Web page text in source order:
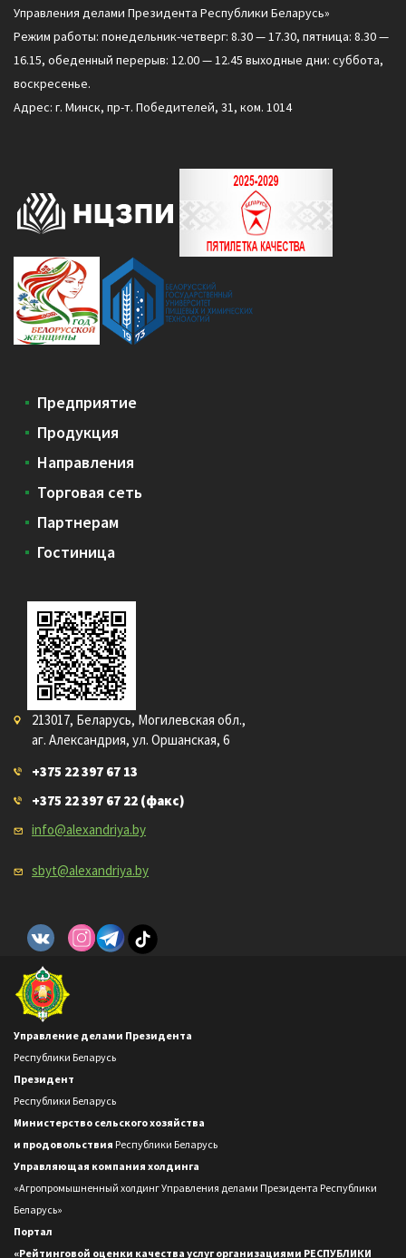
Управления делами Президента Республики Беларусь»
Режим работы: понедельник-четверг: 8.30 — 17.30, пятница: 8.30 —
16.15, обеденный перерыв: 12.00 — 12.45 выходные дни: суббота,
воскресенье.
Адрес: г. Минск, пр-т. Победителей, 31, ком. 1014
Предприятие
Продукция
Направления
Торговая сеть
Партнерам
Гостиница
213017, Беларусь, Могилевская обл.,
аг. Александрия, ул. Оршанская, 6
+375 22 397 67 13
+375 22 397 67 22 (факс)
info@alexandriya.by
sbyt@alexandriya.by
Управление делами Президента
Республики Беларусь
Президент
Республики Беларусь
Министерство сельского хозяйства
и продовольствия Республики Беларусь
Управляющая компания холдинга
«Агропромышненный холдинг Управления делами Президента Республики
Беларусь»
Портал
«Рейтинговой оценки качества услуг организациями РЕСПУБЛИКИ